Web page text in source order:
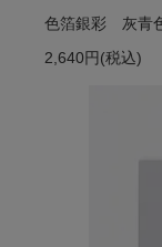
色箔銀彩 灰青
2,640円 (税込)